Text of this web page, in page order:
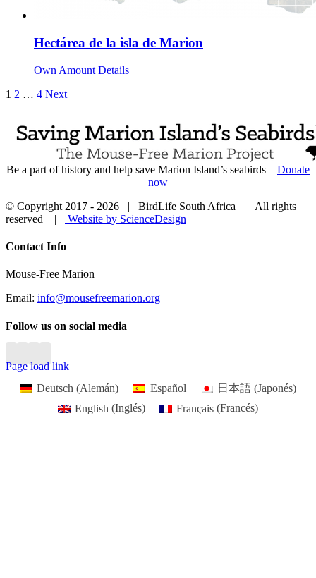
Hectárea de la isla de Marion
Own Amount Details
1 2 … 4 Next
Be a part of history and help save Marion Island’s seabirds – Donate
now
© Copyright 2017 - 2026 | BirdLife South Africa | All rights
reserved |
Website by ScienceDesign
Close
Bar
Contact Info
Mouse-Free Marion
Email: info@mousefreemarion.org
Follow us on social media
Page load link
Deutsch (Alemán) Español 日本語 (Japonés)
English (Inglés) Français (Francés)